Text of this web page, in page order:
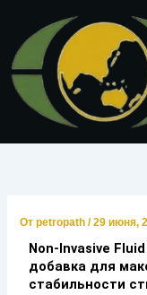
содержимому
Отpetropath/29 июня,
Non-Invasive
добавка для
стабильности